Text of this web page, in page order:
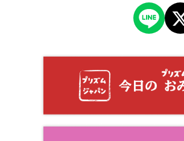
めに参ると清々しく新年の祈りを捧げられ
1〜3月 合格祈願シーズン｜受験直前の参
間を含めても短時間で立ち寄れます。
鳥居→手水→本殿→末社の順で歩く。参拝
夕方の人出が増える前に境内入り口で待ち